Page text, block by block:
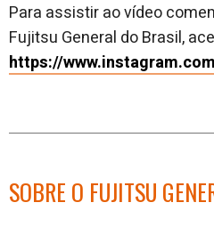
Para assistir ao vídeo
Fujitsu General do Brasil,
https://
SOBRE O FUJITSU